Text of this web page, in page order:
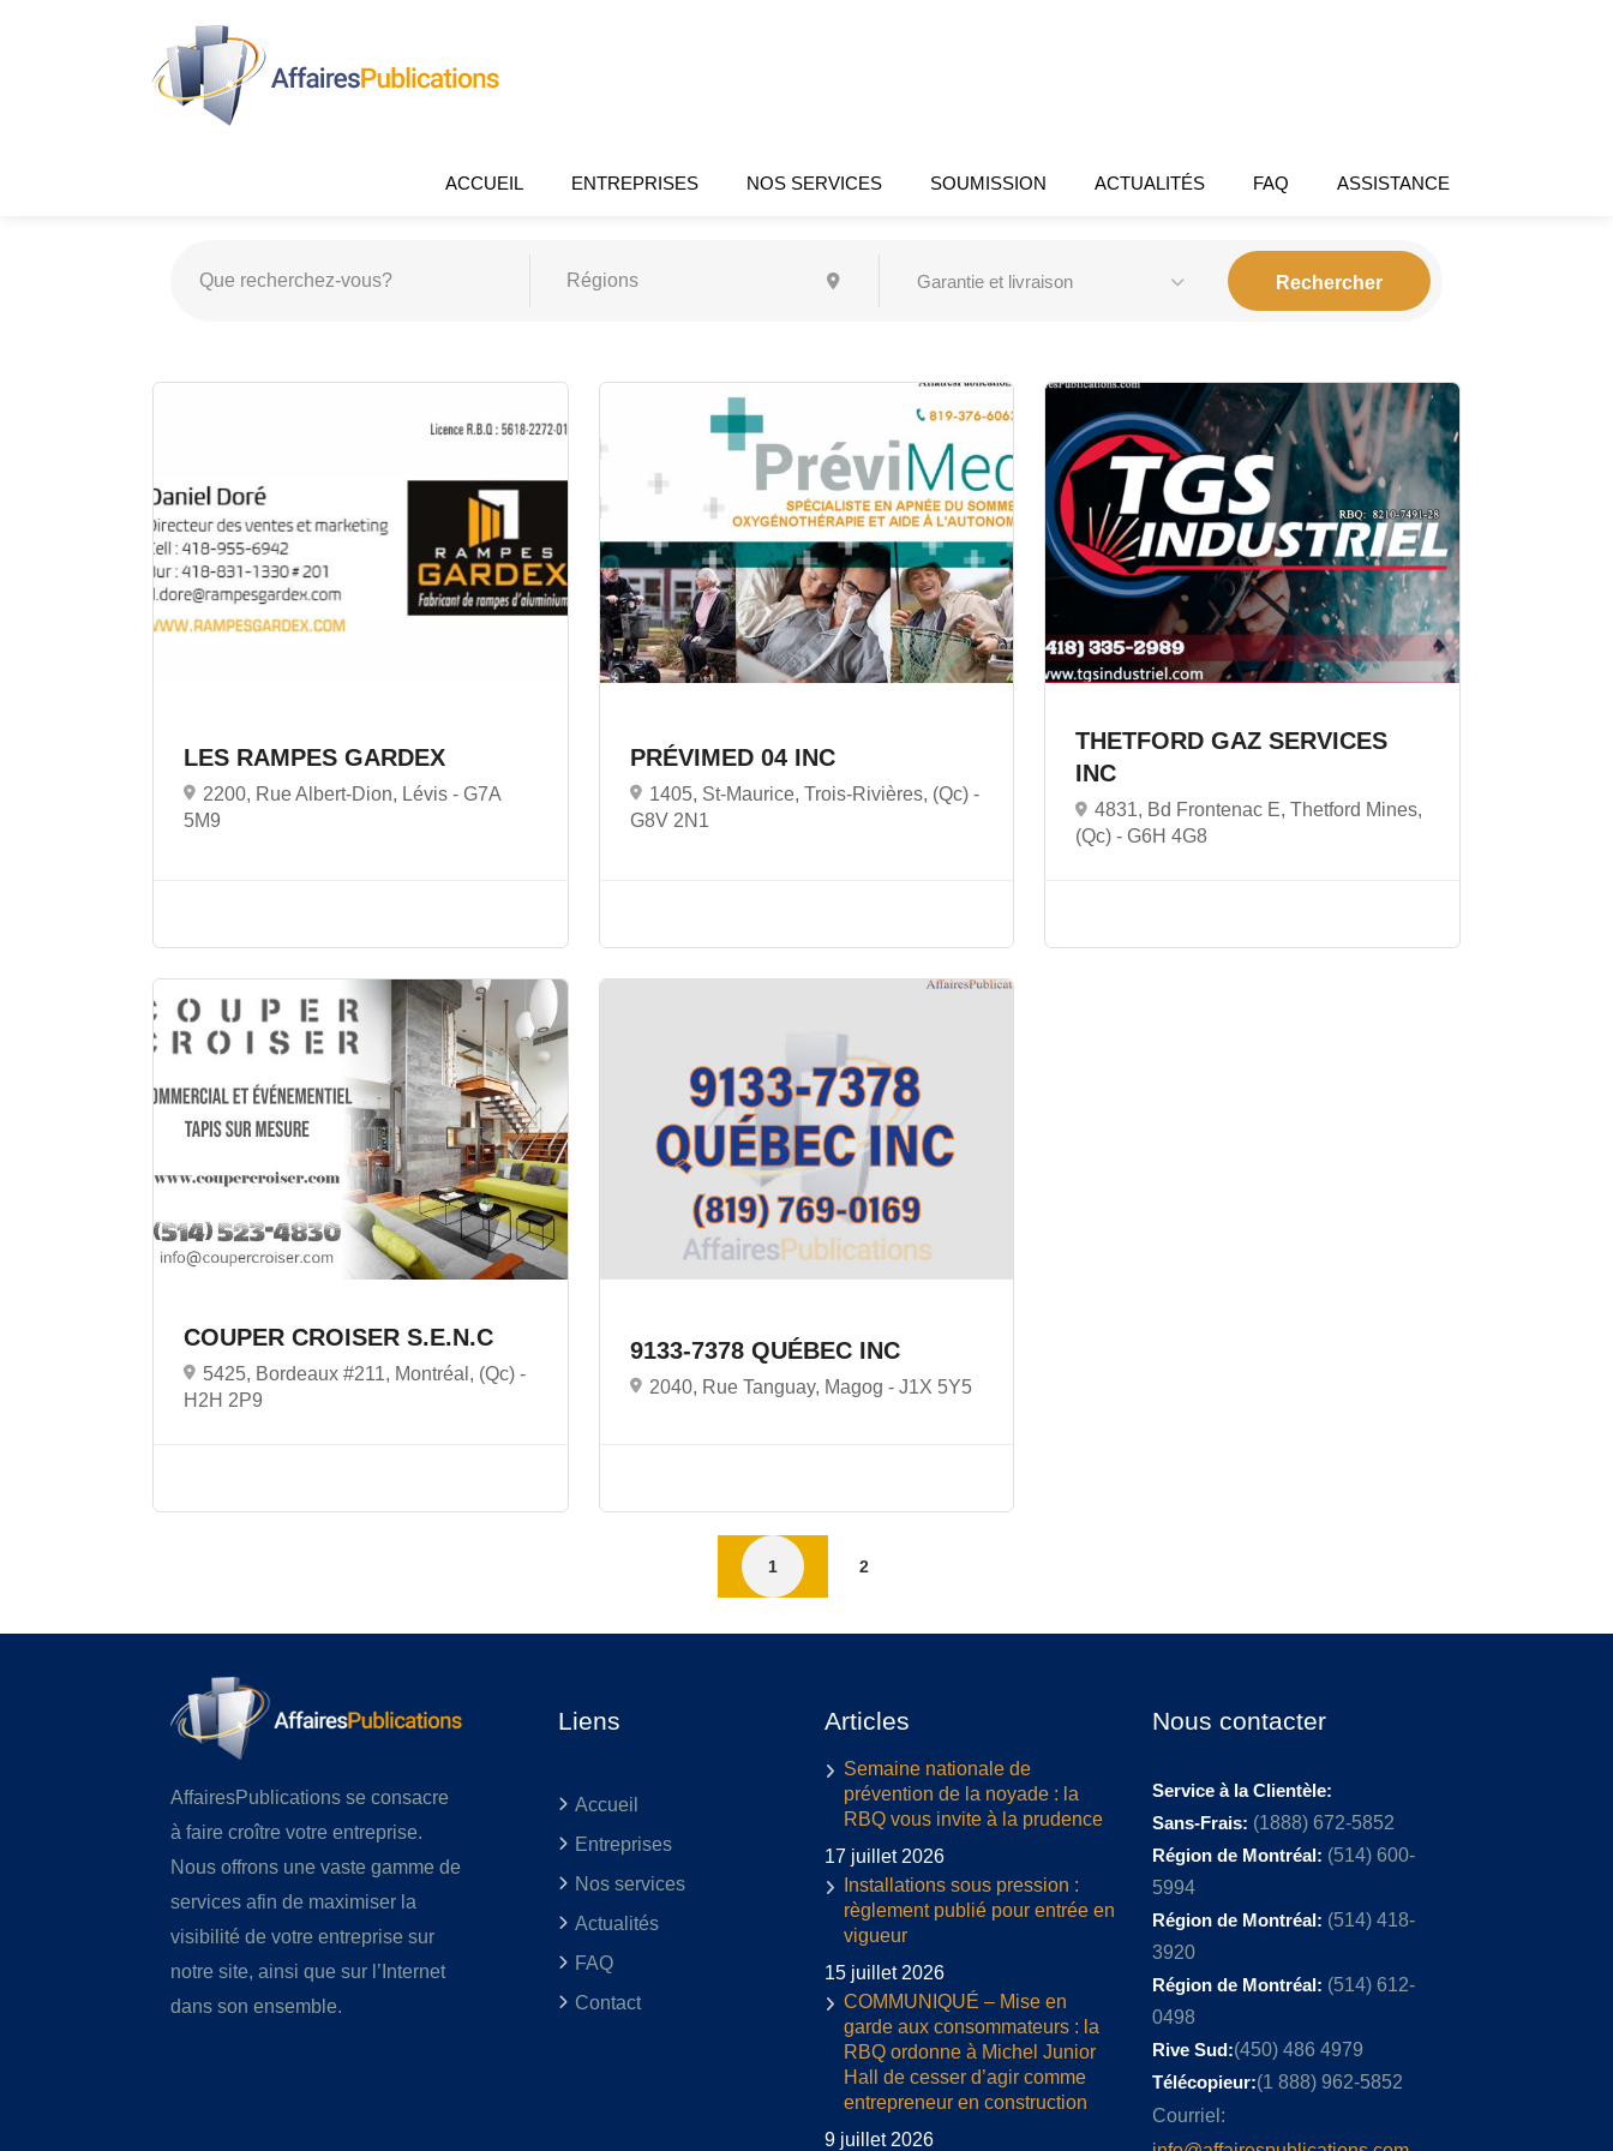
ACCUEIL ENTREPRISES NOS SERVICES SOUMISSION ACTUALITÉS FAQ ASSISTANCE
Garantie et livraison
LES RAMPES GARDEX
2200, Rue Albert-Dion, Lévis - G7A
5M9
PRÉVIMED 04 INC
1405, St-Maurice, Trois-Rivières, (Qc) -
G8V 2N1
THETFORD GAZ SERVICES
INC
4831, Bd Frontenac E, Thetford Mines,
(Qc) -G6H 4G8
COUPER CROISER S.E.N.C
5425, Bordeaux #211, Montréal, (Qc) -
H2H 2P9
9133-7378 QUÉBEC INC
2040, Rue Tanguay, Magog - J1X 5Y5
1 2
AffairesPublications se consacre
à faire croître votre entreprise.
Nous offrons une vaste gamme de
services afin de maximiser la
visibilité de votre entreprise sur
notre site, ainsi que sur l’Internet
dans son ensemble.
Liens
Accueil
Entreprises
Nos services
Actualités
FAQ
Contact
Articles
Semaine nationale de
prévention de la noyade : la
RBQ vous invite à la prudence
17 juillet 2026
Installations sous pression :
règlement publié pour entrée en
vigueur
15 juillet 2026
COMMUNIQUÉ – Mise en
garde aux consommateurs : la
RBQ ordonne à Michel Junior
Hall de cesser d’agir comme
entrepreneur en construction
9 juillet 2026
Nous contacter
Service à la Clientèle:
Sans-Frais: (1888) 672-5852
Région de Montréal: (514) 600-
5994
Région de Montréal: (514) 418-
3920
Région de Montréal: (514) 612-
0498
Rive Sud:(450) 486 4979
Télécopieur:(1 888) 962-5852
Courriel: